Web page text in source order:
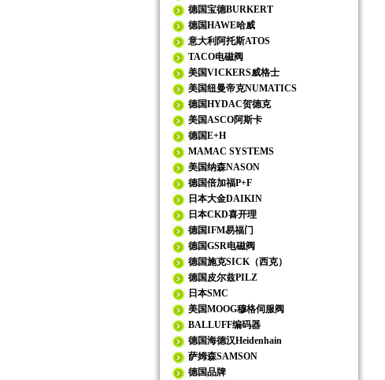
德国宝德BURKERT
德国HAWE哈威
意大利阿托斯ATOS
TACO电磁阀
美国VICKERS威格士
美国纽曼帝克NUMATICS
德国HYDAC贺德克
美国ASCO阿斯卡
德国E+H
MAMAC SYSTEMS
美国纳森NASON
德国倍加福P+F
日本大金DAIKIN
日本CKD喜开理
德国IFM易福门
德国GSR电磁阀
德国施克SICK（西克）
德国皮尔兹PILZ
日本SMC
美国MOOG穆格伺服阀
BALLUFF编码器
德国海德汉Heidenhain
萨姆森SAMSON
德国品牌